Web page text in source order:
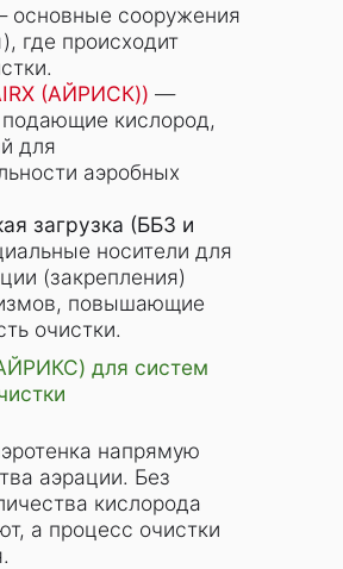
основные сооружения
где происходит
(АЙРИСК)) —
подающие кислород,
для
аэробных
загрузка (ББЗ и
носители для
(закрепления)
повышающие
очистки.
для систем
напрямую
аэрации. Без
кислорода
а процесс очистки